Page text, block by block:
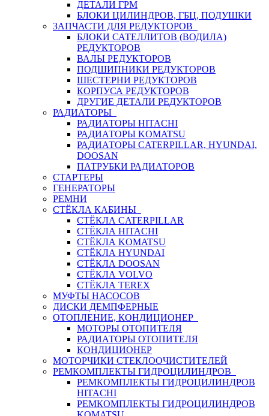
ДЕТАЛИ ГРМ
БЛОКИ ЦИЛИНДРОВ, ГБЦ, ПОДУШКИ
ЗАПЧАСТИ ДЛЯ РЕДУКТОРОВ
БЛОКИ САТЕЛЛИТОВ (ВОДИЛА)
РЕДУКТОРОВ
ВАЛЫ РЕДУКТОРОВ
ПОДШИПНИКИ РЕДУКТОРОВ
ШЕСТЕРНИ РЕДУКТОРОВ
КОРПУСА РЕДУКТОРОВ
ДРУГИЕ ДЕТАЛИ РЕДУКТОРОВ
РАДИАТОРЫ
РАДИАТОРЫ HITACHI
РАДИАТОРЫ KOMATSU
РАДИАТОРЫ CATERPILLAR, HYUNDAI,
DOOSAN
ПАТРУБКИ РАДИАТОРОВ
СТАРТЕРЫ
ГЕНЕРАТОРЫ
РЕМНИ
СТЁКЛА КАБИНЫ
СТЁКЛА CATERPILLAR
СТЁКЛА HITACHI
СТЁКЛА KOMATSU
СТЁКЛА HYUNDAI
СТЁКЛА DOOSAN
СТЁКЛА VOLVO
СТЁКЛА TEREX
МУФТЫ НАСОСОВ
ДИСКИ ДЕМПФЕРНЫЕ
ОТОПЛЕНИЕ, КОНДИЦИОНЕР
МОТОРЫ ОТОПИТЕЛЯ
РАДИАТОРЫ ОТОПИТЕЛЯ
КОНДИЦИОНЕР
МОТОРЧИКИ СТЕКЛООЧИСТИТЕЛЕЙ
РЕМКОМПЛЕКТЫ ГИДРОЦИЛИНДРОВ
РЕМКОМПЛЕКТЫ ГИДРОЦИЛИНДРОВ
HITACHI
РЕМКОМПЛЕКТЫ ГИДРОЦИЛИНДРОВ